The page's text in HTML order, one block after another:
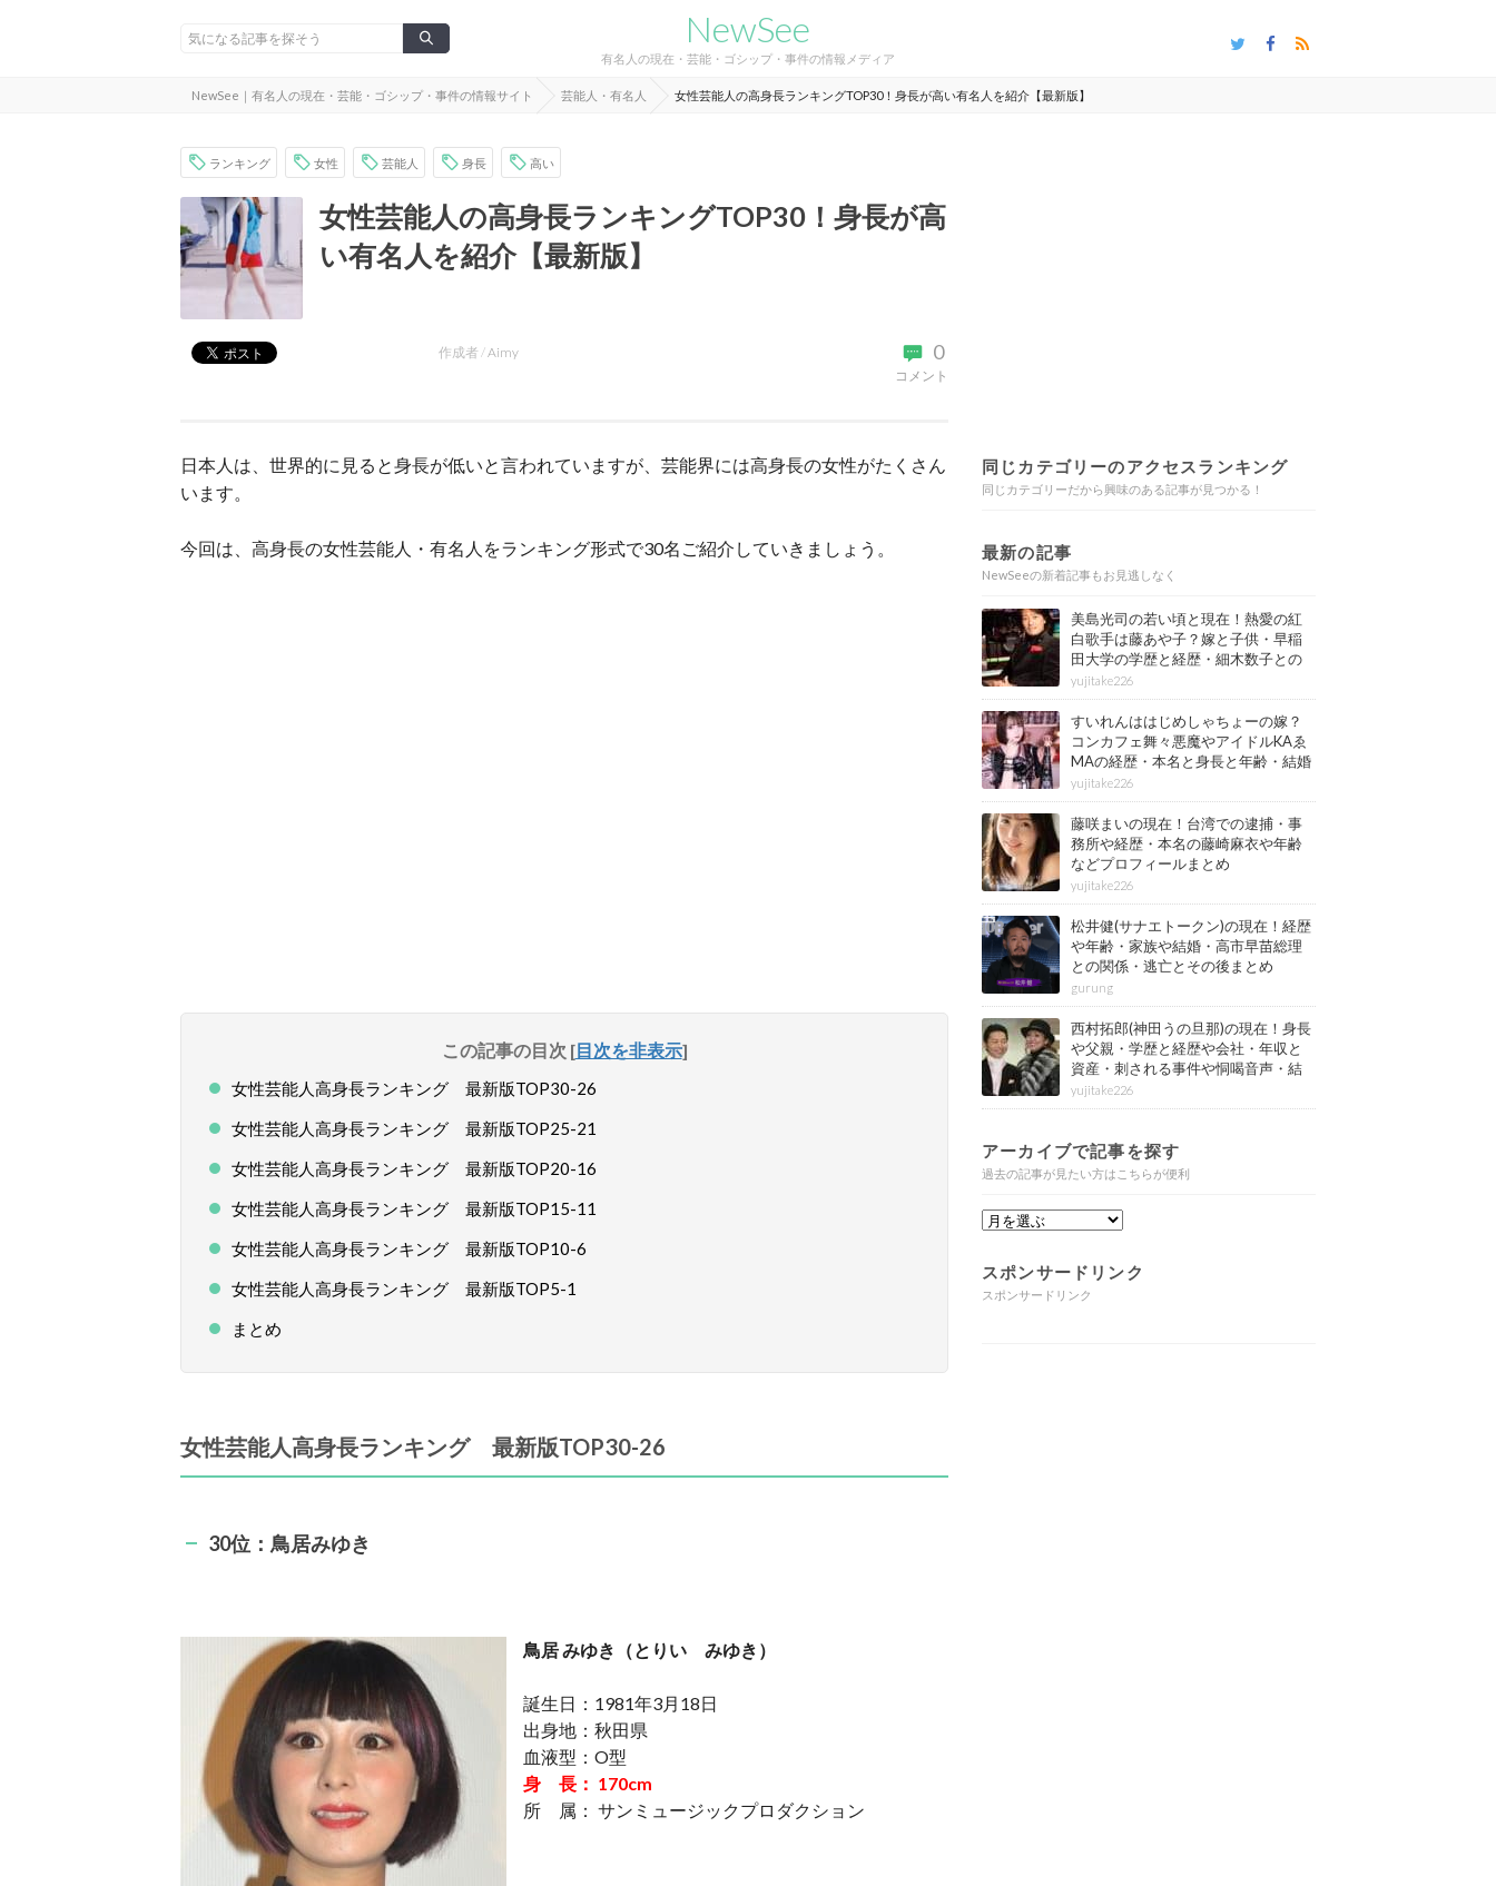
NewSee
有名人の現在・芸能・ゴシップ・事件の情報メディア
NewSee｜有名人の現在・芸能・ゴシップ・事件の情報サイト 芸能人・有名人 女性芸能人の高身長ランキングTOP30！身長が高い有名人を紹介【最新版】
ランキング 女性 芸能人 身長 高い
女性芸能人の高身長ランキングTOP30！身長が高
い有名人を紹介【最新版】
0
コメント
作成者 /Aimy
日本人は、世界的に見ると身長が低いと言われていますが、芸能界には高身長の女性がたくさん
います。
今回は、高身長の女性芸能人・有名人をランキング形式で30名ご紹介していきましょう。
この記事の目次 [目次を非表示]
女性芸能人高身長ランキング 最新版TOP30-26
女性芸能人高身長ランキング 最新版TOP25-21
女性芸能人高身長ランキング 最新版TOP20-16
女性芸能人高身長ランキング 最新版TOP15-11
女性芸能人高身長ランキング 最新版TOP10-6
女性芸能人高身長ランキング 最新版TOP5-1
まとめ
女性芸能人高身長ランキング 最新版TOP30-26
30位：鳥居みゆき
鳥居 みゆき（とりい みゆき）
誕生日：1981年3月18日
出身地：秋田県
血液型：O型
身 長： 170cm
所 属： サンミュージックプロダクション
同じカテゴリーのアクセスランキング
同じカテゴリーだから興味のある記事が見つかる！
最新の記事
NewSeeの新着記事もお見逃しなく
美島光司の若い頃と現在！熱愛の紅
白歌手は藤あや子？嫁と子供・早稲
田大学の学歴と経歴・細木数子との
確執もまとめ
yujitake226
すいれんははじめしゃちょーの嫁？
コンカフェ舞々悪魔やアイドルKAゑ
MAの経歴・本名と身長と年齢・結婚
情報もまとめ
yujitake226
藤咲まいの現在！台湾での逮捕・事
務所や経歴・本名の藤崎麻衣や年齢
などプロフィールまとめ
yujitake226
松井健(サナエトークン)の現在！経歴
や年齢・家族や結婚・高市早苗総理
との関係・逃亡とその後まとめ
gurung
西村拓郎(神田うの旦那)の現在！身長
や父親・学歴と経歴や会社・年収と
資産・刺される事件や恫喝音声・結
婚と子供や自宅・脳梗塞の病気もま
とめ
yujitake226
アーカイブで記事を探す
過去の記事が見たい方はこちらが便利
スポンサードリンク
スポンサードリンク